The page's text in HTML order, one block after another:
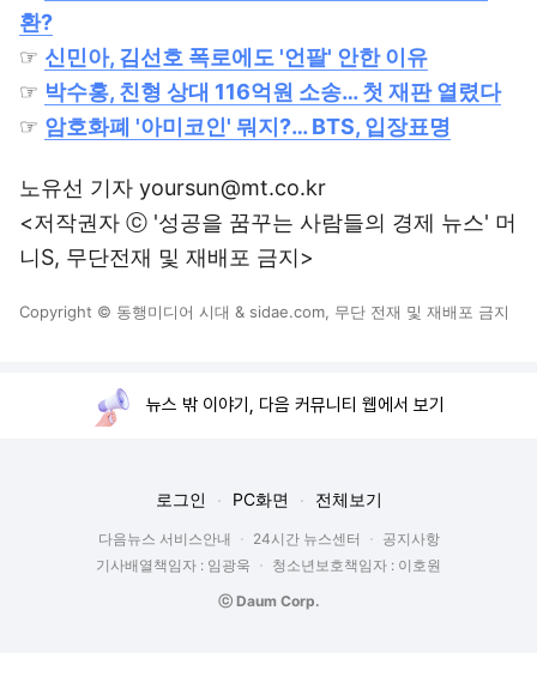
환?
☞ 신민아, 김선호 폭로에도 '언팔' 안한 이유
☞ 박수홍, 친형 상대 116억원 소송… 첫 재판 열렸다
☞ 암호화폐 '아미코인' 뭐지?… BTS, 입장표명
노유선 기자 yoursun@mt.co.kr
<저작권자 ⓒ '성공을 꿈꾸는 사람들의 경제 뉴스' 머
니S, 무단전재 및 재배포 금지>
Copyright © 동행미디어 시대 & sidae.com, 무단 전재 및 재배포 금지
뉴스 밖 이야기, 다음 커뮤니티 웹에서 보기
로그인 PC화면 전체보기
다음뉴스 서비스안내 24시간 뉴스센터
공지사항
기사배열책임자 : 임광욱
청소년보호책임자 : 이호원
ⓒ Daum Corp.